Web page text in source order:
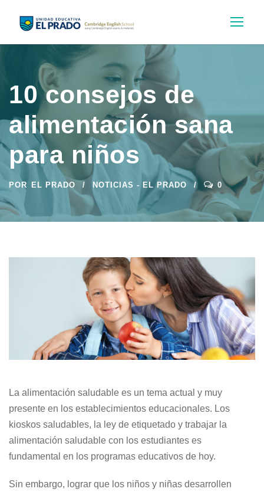
10 consejos de
alimentación sana
para niños
POR EL PRADO NOTICIAS - EL PRADO 0
La alimentación saludable es un tema actual y muy
presente en los establecimientos educacionales. Los
kioskos saludables, la ley de etiquetado y trabajar la
alimentación saludable con los estudiantes es
fundamental en los programas educativos de hoy.
Sin embargo, lograr que los niños y niñas desarrollen